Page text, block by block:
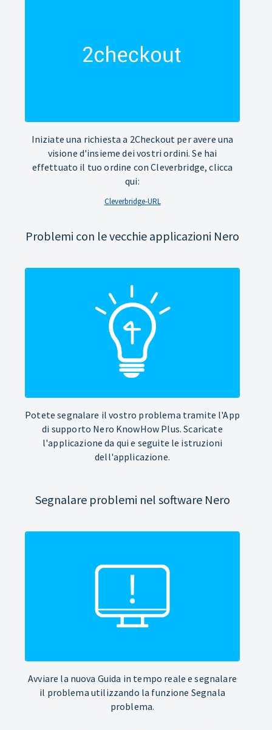
Iniziate una richiesta a 2Checkout per avere una
visione d'insieme dei vostri ordini. Se hai
effettuato il tuo ordine con Cleverbridge, clicca
qui:
Cleverbridge-URL
Problemi con le vecchie applicazioni Nero
Potete segnalare il vostro problema tramite l'App
di supporto Nero KnowHow Plus. Scaricate
l'applicazione da qui e seguite le istruzioni
dell'applicazione.
Segnalare problemi nel software Nero
Avviare la nuova Guida in tempo reale e segnalare
il problema utilizzando la funzione Segnala
problema.